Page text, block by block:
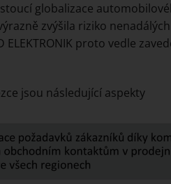
globalizace
zvýšila riziko
proto vedle
jsou následující aspekty